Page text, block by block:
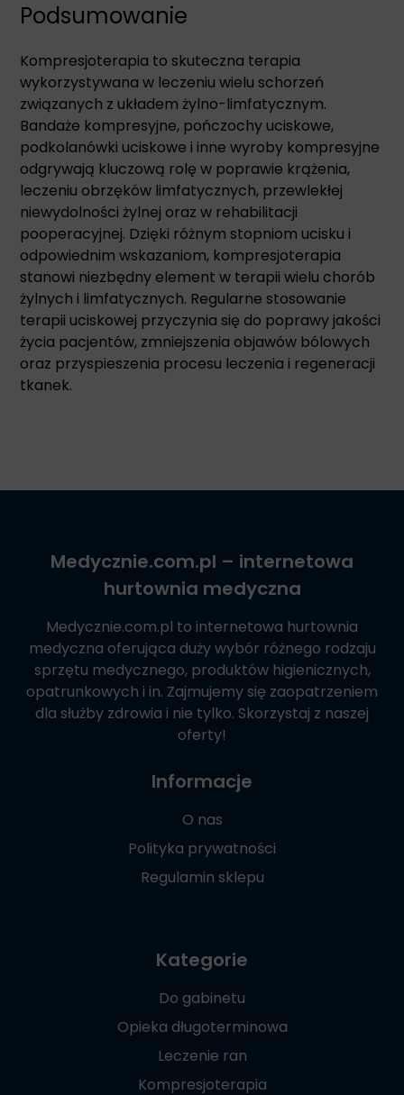
Podsumowanie
Kompresjoterapia to skuteczna terapia
wykorzystywana w leczeniu wielu schorzeń
związanych z układem żylno-limfatycznym.
Bandaże kompresyjne, pończochy uciskowe,
podkolanówki uciskowe i inne wyroby kompresyjne
odgrywają kluczową rolę w poprawie krążenia,
leczeniu obrzęków limfatycznych, przewlekłej
niewydolności żylnej oraz w rehabilitacji
pooperacyjnej. Dzięki różnym stopniom ucisku i
odpowiednim wskazaniom, kompresjoterapia
stanowi niezbędny element w terapii wielu chorób
żylnych i limfatycznych. Regularne stosowanie
terapii uciskowej przyczynia się do poprawy jakości
życia pacjentów, zmniejszenia objawów bólowych
oraz przyspieszenia procesu leczenia i regeneracji
tkanek.
Medycznie.com.pl – internetowa
hurtownia medyczna
Medycznie.com.pl to internetowa hurtownia
medyczna oferująca duży wybór różnego rodzaju
sprzętu medycznego, produktów higienicznych,
opatrunkowych i in. Zajmujemy się zaopatrzeniem
dla służby zdrowia i nie tylko. Skorzystaj z naszej
oferty!
Informacje
O nas
Polityka prywatności
Regulamin sklepu
Kategorie
Do gabinetu
Opieka długoterminowa
Leczenie ran
Kompresjoterapia